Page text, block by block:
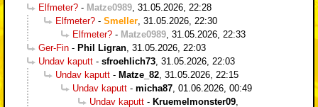
Elfmeter? - Matze0989 31.05.2026, 22:28
Elfmeter? - Smeller 31.05.2026, 22:30
Elfmeter? - Matze0989 31.05.2026, 22:33
Ger-Fin - Phil Ligran 31.05.2026, 22:03
Undav kaputt - sfroehlich73 31.05.2026, 22:03
Undav kaputt - Matze_82 31.05.2026, 22:15
Undav kaputt - micha87 01.06.2026, 00:49
Undav kaputt - Kruemelmonster09